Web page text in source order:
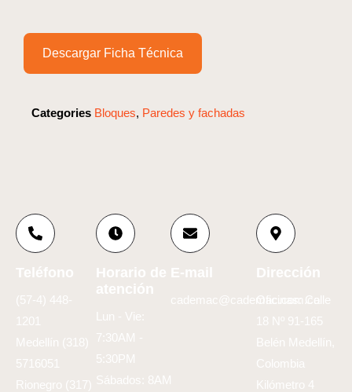
Descargar Ficha Técnica
Categories Bloques, Paredes y fachadas
Teléfono
(57-4) 448-
1201
Medellín (318)
5716051
Rionegro (317)
Horario de
atención
Lun - Vie:
7:30AM -
5:30PM
Sábados: 8AM
E-mail
cademac@cademac.com.co
Dirección
Oficinas: Calle
18 Nº 91-165
Belén Medellín,
Colombia
Kilómetro 4